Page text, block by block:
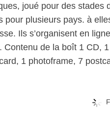
joué pour des stades
pour plusieurs pays. à
Ils s’organisent en
Contenu de la boît 1 CD,
1 photoframe, 7